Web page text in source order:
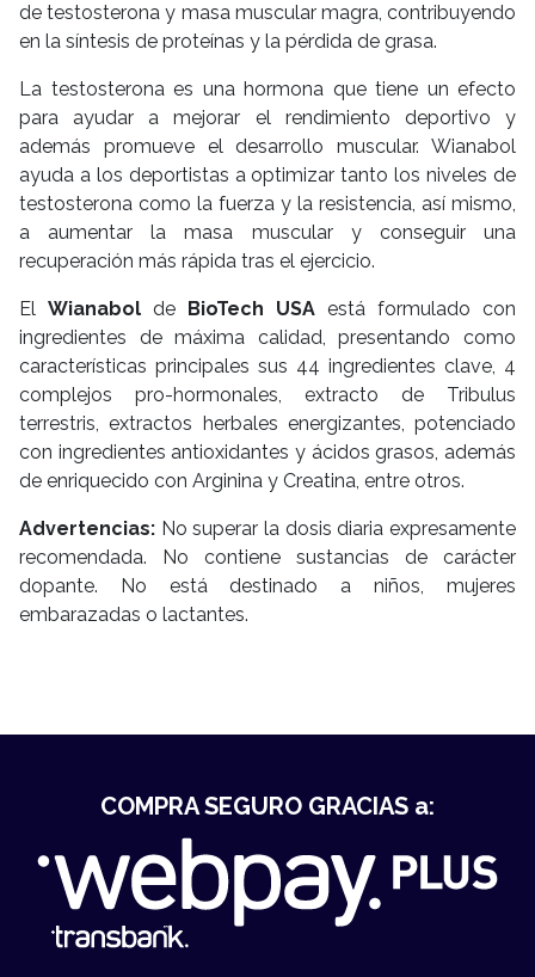
de testosterona y masa muscular magra, contribuyendo
en la síntesis de proteínas y la pérdida de grasa.
La testosterona es una hormona que tiene un efecto
para ayudar a mejorar el rendimiento deportivo y
además promueve el desarrollo muscular. Wianabol
ayuda a los deportistas a optimizar tanto los niveles de
testosterona como la fuerza y la resistencia, así mismo,
a aumentar la masa muscular y conseguir una
recuperación más rápida tras el ejercicio.
El Wianabol de BioTech USA está formulado con
ingredientes de máxima calidad, presentando como
características principales sus 44 ingredientes clave, 4
complejos pro-hormonales, extracto de Tribulus
terrestris, extractos herbales energizantes, potenciado
con ingredientes antioxidantes y ácidos grasos, además
de enriquecido con Arginina y Creatina, entre otros.
Advertencias: No superar la dosis diaria expresamente
recomendada. No contiene sustancias de carácter
dopante. No está destinado a niños, mujeres
embarazadas o lactantes.
COMPRA SEGURO GRACIAS a: